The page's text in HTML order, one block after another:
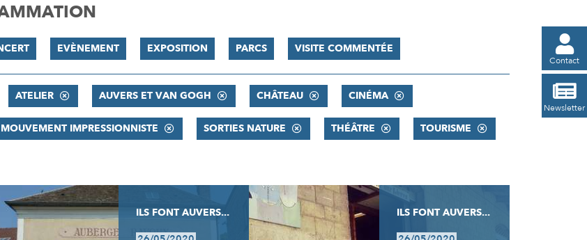

Contact

Newsletter
EVÈNEMENT EXPOSITION PARCS VISITE COMMENTÉE
ATELIER AUVERS ET VAN GOGH CHÂTEAU CINÉMA
IMPRESSIONNISTE SORTIES NATURE THÉÂTRE TOURISME
ILS FONT AUVERS...
ILS FONT AUVERS...